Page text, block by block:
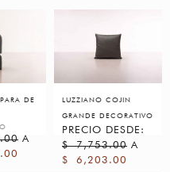
DE
A
LUZZIANO COJIN
GRANDE DECORATIVO
PRECIO DESDE:
$7,753.00 A
$
6,203.00